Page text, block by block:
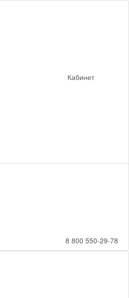
Кабинет
8 800 550-29-78